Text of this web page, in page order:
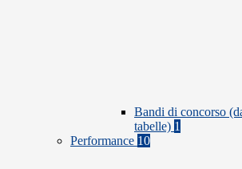
Bandi di concorso
tabelle) 1
Performance 10